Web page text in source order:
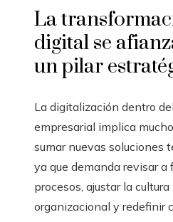
La
digital se
un pilar
La digitalización dentro
empresarial implica
sumar nuevas soluciones
ya que demanda revisar a
procesos, ajustar la cultura
organizacional y redefinir